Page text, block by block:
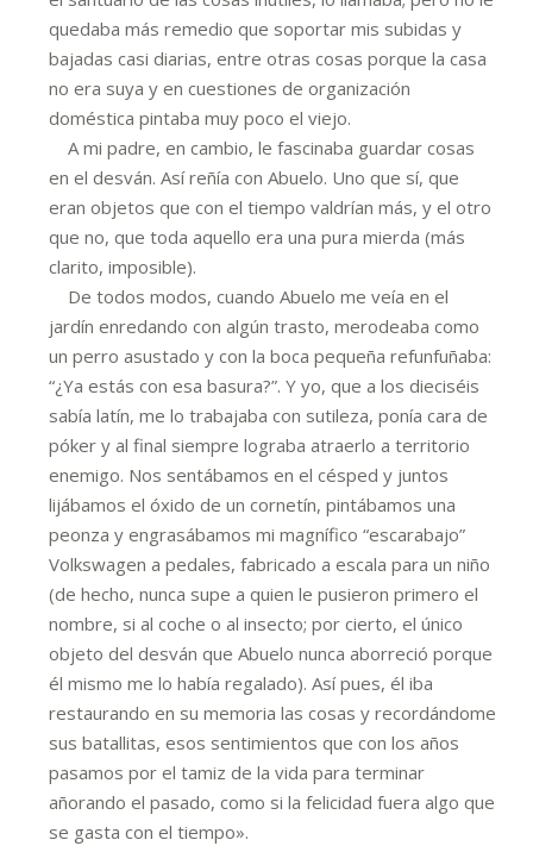
quedaba más remedio que soportar mis subidas y
bajadas casi diarias, entre otras cosas porque la casa
no era suya y en cuestiones de organización
doméstica pintaba muy poco el viejo.
A mi padre, en cambio, le fascinaba guardar cosas
en el desván. Así reñía con Abuelo. Uno que sí, que
eran objetos que con el tiempo valdrían más, y el otro
que no, que toda aquello era una pura mierda (más
clarito, imposible).
De todos modos, cuando Abuelo me veía en el
jardín enredando con algún trasto, merodeaba como
un perro asustado y con la boca pequeña refunfuñaba:
“¿Ya estás con esa basura?”. Y yo, que a los dieciséis
sabía latín, me lo trabajaba con sutileza, ponía cara de
póker y al final siempre lograba atraerlo a territorio
enemigo. Nos sentábamos en el césped y juntos
lijábamos el óxido de un cornetín, pintábamos una
peonza y engrasábamos mi magnífico “escarabajo”
Volkswagen a pedales, fabricado a escala para un niño
(de hecho, nunca supe a quien le pusieron primero el
nombre, si al coche o al insecto; por cierto, el único
objeto del desván que Abuelo nunca aborreció porque
él mismo me lo había regalado). Así pues, él iba
restaurando en su memoria las cosas y recordándome
sus batallitas, esos sentimientos que con los años
pasamos por el tamiz de la vida para terminar
añorando el pasado, como si la felicidad fuera algo que
se gasta con el tiempo».